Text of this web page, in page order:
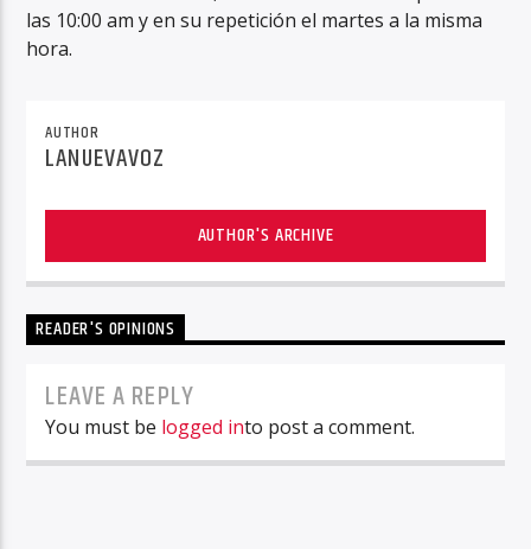
las 10:00 am y en su repetición el martes a la misma
hora.
AUTHOR
LANUEVAVOZ
AUTHOR'S ARCHIVE
READER'S OPINIONS
LEAVE A REPLY
You must be logged into post a comment.